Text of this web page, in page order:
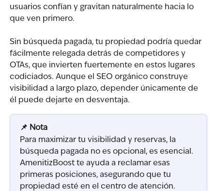
usuarios confían y gravitan naturalmente hacia lo
que ven primero.
Sin búsqueda pagada, tu propiedad podría quedar
fácilmente relegada detrás de competidores y
OTAs, que invierten fuertemente en estos lugares
codiciados. Aunque el SEO orgánico construye
visibilidad a largo plazo, depender únicamente de
él puede dejarte en desventaja.
📌 Nota
Para maximizar tu visibilidad y reservas, la
búsqueda pagada no es opcional, es esencial.
AmenitizBoost te ayuda a reclamar esas
primeras posiciones, asegurando que tu
propiedad esté en el centro de atención.